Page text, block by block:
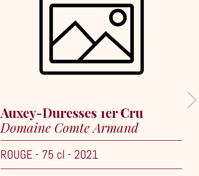
Auxey-Duresses 1er Cru
Domaine Comte Armand
ROUGE - 75 cl - 2021